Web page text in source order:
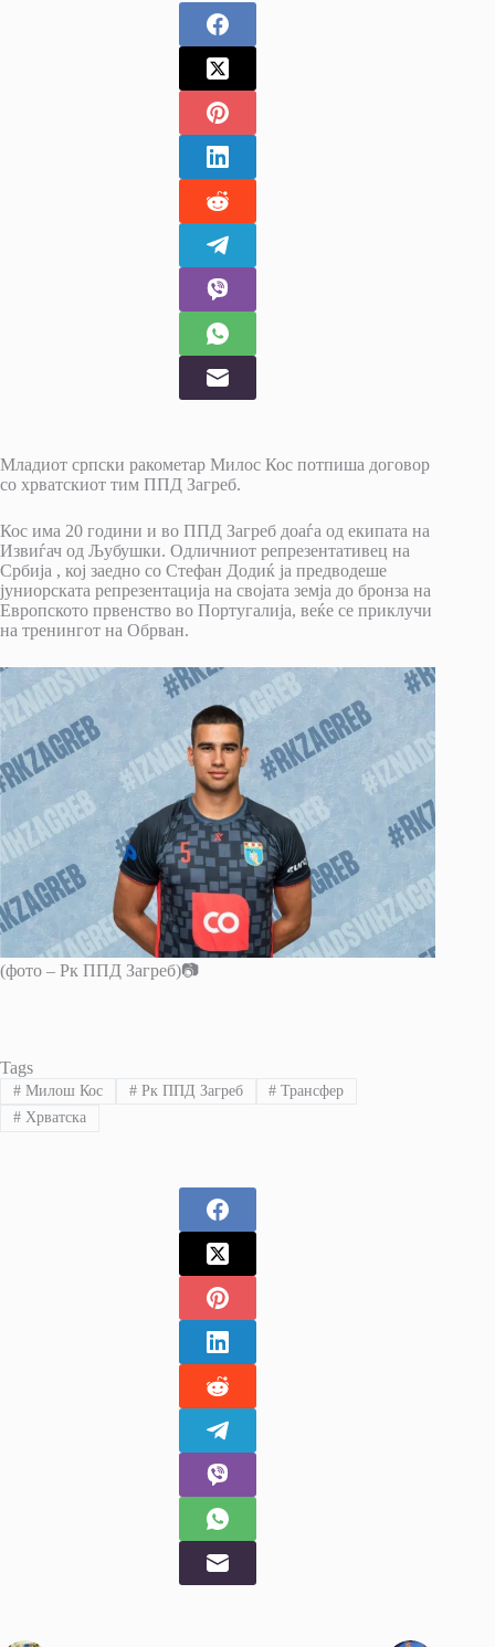
Младиот српски ракометар Милос Кос потпиша договор
со хрватскиот тим ППД Загреб.
Кос има 20 години и во ППД Загреб доаѓа од екипата на
Извиѓач од Љубушки. Одличниот репрезентативец на
Србија , кој заедно со Стефан Додиќ ја предводеше
јуниорската репрезентација на својата земја до бронза на
Европското првенство во Португалија, веќе се приклучи
на тренингот на Обрван.
(фото – Рк ППД Загреб)📷
Tags
#Милош Кос #Рк ППД Загреб # Трансфер
#Хрватска